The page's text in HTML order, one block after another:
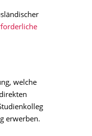
welche
erwerben.